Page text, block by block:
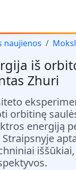
naujienos
iš
Zhuri
orbitinę
energiją